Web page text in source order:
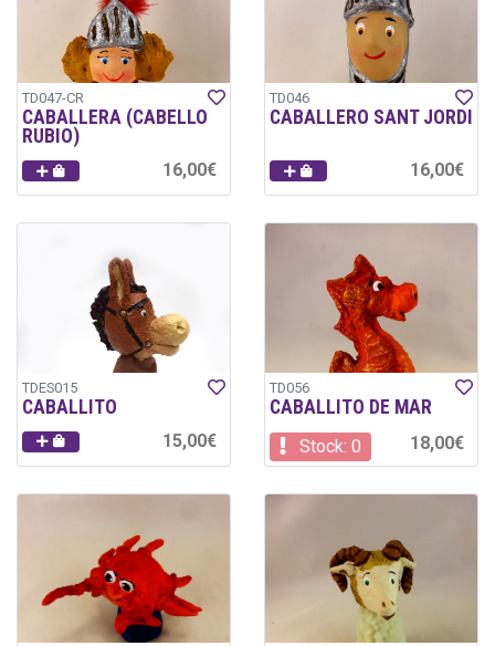
TD047-CR
CABALLERA (CABELLO
RUBIO)
16,00€
TD046
CABALLERO SANT JORDI
16,00€
TDES015
CABALLITO
15,00€
TD056
CABALLITO DE MAR
Stock: 0 18,00€